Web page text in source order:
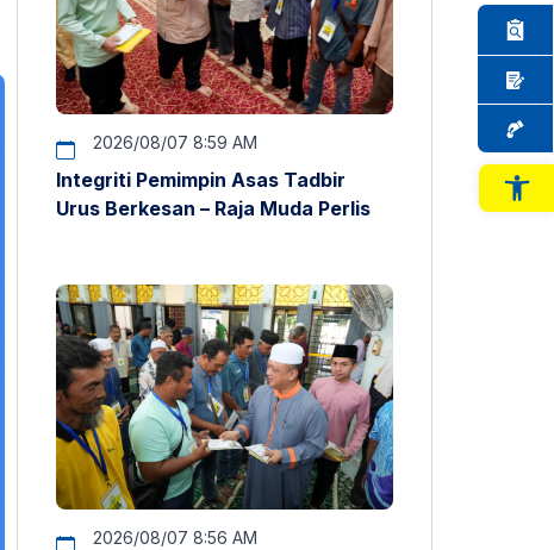
2026/08/07 8:59 AM
Integriti Pemimpin Asas Tadbir
Urus Berkesan – Raja Muda Perlis
2026/08/07 8:56 AM